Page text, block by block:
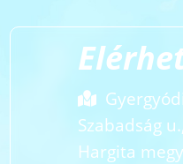
Szabadság
Hargita